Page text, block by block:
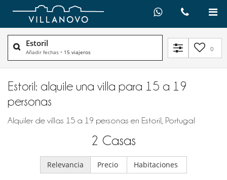
Estoril
Añadir fechas • 15 viajeros 0
Estoril: alquile una villa para 15 a 19
personas
Alquiler de villas 15 a 19 personas en Estoril, Portugal
2 Casas
Relevancia Precio Habitaciones